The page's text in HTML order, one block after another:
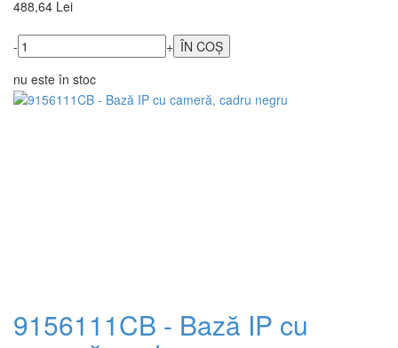
488,64 Lei
-
+
nu este în stoc
9156111CB - Bază IP cu